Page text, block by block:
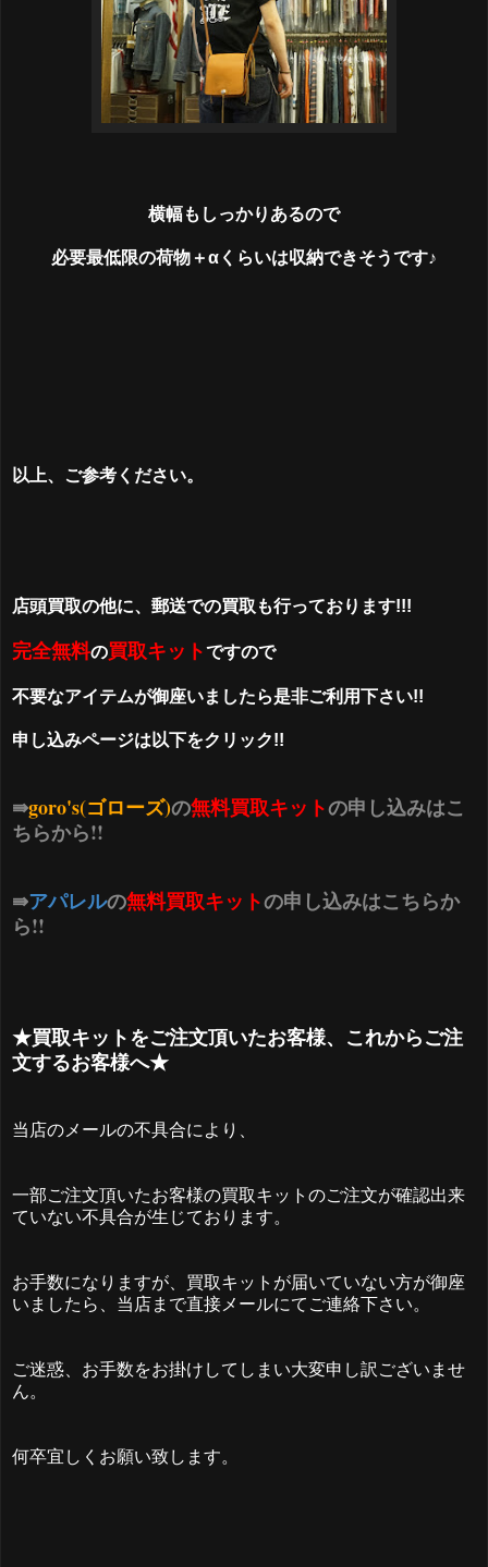
横幅もしっかりあるので
必要最低限の荷物＋αくらいは収納できそうです♪
以上、ご参考ください。
店頭買取の他に、郵送での買取も行っております!!!
完全無料の買取キットですので
不要なアイテムが御座いましたら是非ご利用下さい!!
申し込みページは以下をクリック!!
⇛goro's(ゴローズ)の無料買取キットの申し込みはこ
ちらから!!
⇛アパレルの無料買取キットの申し込みはこちらか
ら!!
★買取キットをご注文頂いたお客様、これからご注
文するお客様へ★
当店のメールの不具合により、
一部ご注文頂いたお客様の買取キットのご注文が確認出来
ていない不具合が生じております。
お手数になりますが、買取キットが届いていない方が御座
いましたら、当店まで直接メールにてご連絡下さい。
ご迷惑、お手数をお掛けしてしまい大変申し訳ございませ
ん。
何卒宜しくお願い致します。